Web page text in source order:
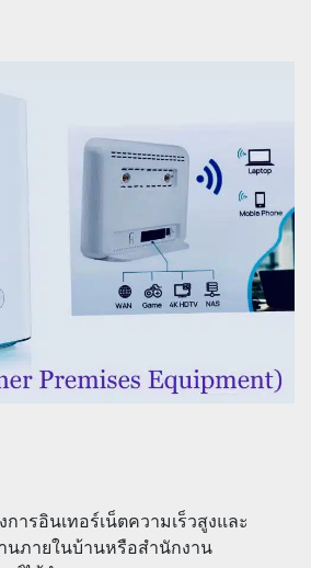
ารอินเทอร์เน็ตความเร็วสูงและ
นภายในบ้านหรือสำนักงาน